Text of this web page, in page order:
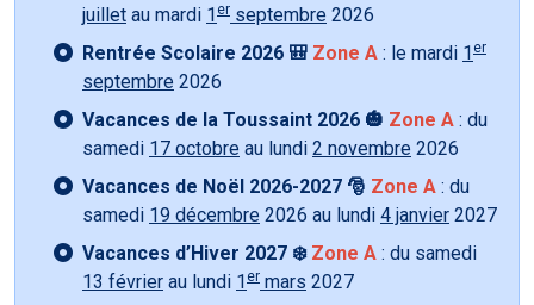
juillet au mardi 1 er septembre 2026
Rentrée Scolaire 2026 🎒 Zone A : le mardi 1 er
septembre 2026
Vacances de la Toussaint 2026 🎃 Zone A : du
samedi 17 octobre au lundi 2 novembre 2026
Vacances de Noël 2026-2027 🎅 Zone A : du
samedi 19 décembre 2026 au lundi 4 janvier 2027
Vacances d’Hiver 2027 ❄️ Zone A : du samedi
13 février au lundi 1 er mars 2027